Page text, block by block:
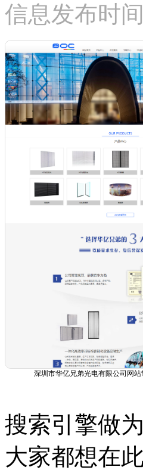
信息发布时
深圳市华亿兄弟光电有限公司网
搜索引擎做
大家都想在